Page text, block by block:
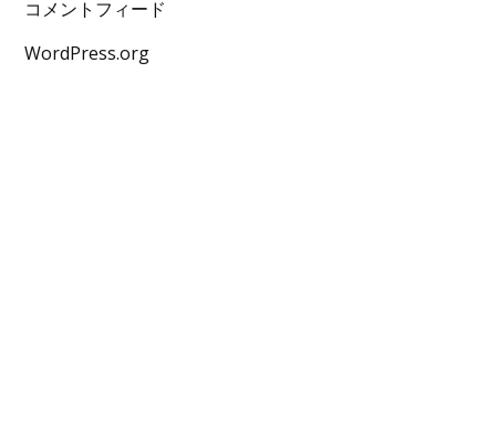
コメントフィード
WordPress.org